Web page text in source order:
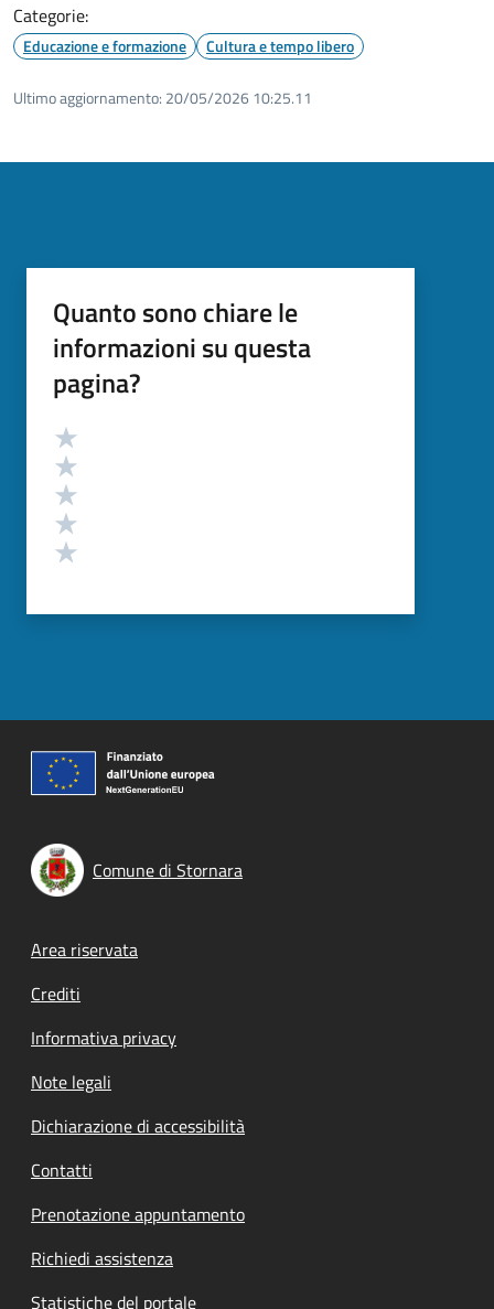
Categorie:
Educazione e formazione Cultura e tempo libero
Ultimo aggiornamento: 20/05/2026 10:25.11
Quanto sono chiare le
informazioni su questa
pagina?
Valutazione
Comune di Stornara
Footer menu
Area riservata
Crediti
Informativa privacy
Note legali
Dichiarazione di accessibilità
Contatti
Prenotazione appuntamento
Richiedi assistenza
Statistiche del portale